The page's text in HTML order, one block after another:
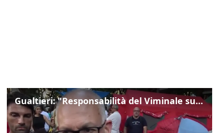
Gualtieri: "Responsabilità del Viminale su Spin Time? La posizione dei partiti è nota"